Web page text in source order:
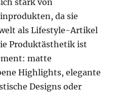
stark von
da sie
als Lifestyle-Artikel
Produktästhetik ist
matte
Highlights, elegante
Designs oder